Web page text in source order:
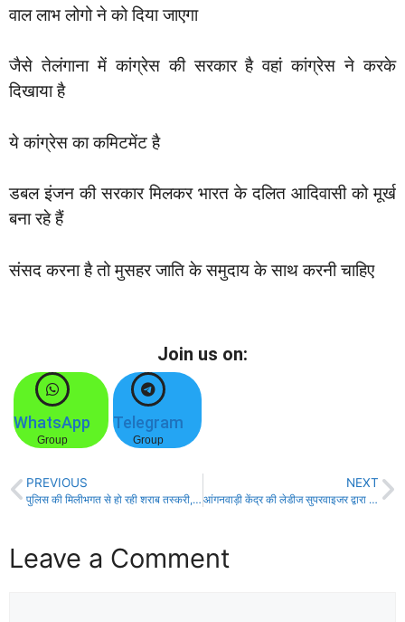
वाल लाभ लोगो ने को दिया जाएगा
जैसे तेलंगाना में कांग्रेस की सरकार है वहां कांग्रेस ने करके
दिखाया है
ये कांग्रेस का कमिटमेंट है
डबल इंजन की सरकार मिलकर भारत के दलित आदिवासी को मूर्ख
बना रहे हैं
संसद करना है तो मुसहर जाति के समुदाय के साथ करनी चाहिए
Join us on:
WhatsApp
Group
Telegram
Group
PREVIOUS
पुलिस की मिलीभगत से हो रही शराब तस्करी, तेजस्वी का गंभीर आरोप!
NEXT
आंगनवाड़ी केंद्र की लेडीज सुपरवाइजर द्वारा अवैध उगाही मामले में BHRC ने डीएम को किया तलब!
Leave a Comment